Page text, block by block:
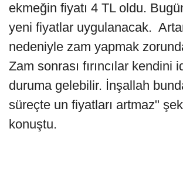
ekmeğin fiyatı 4 TL oldu.
yeni fiyatlar uygulanacak.
nedeniyle zam yapmak
Zam sonrası fırıncılar kendini
duruma gelebilir. İnşallah
süreçte un fiyatları artmaz"
konuştu.